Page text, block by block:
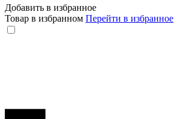
Добавить в избранное
Товар в избранном Перейти в избранное